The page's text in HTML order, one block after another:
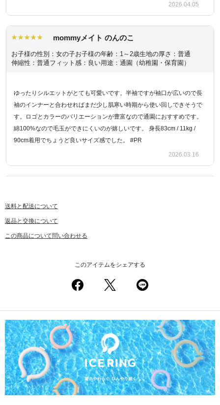
2026.04.05
mommyメイト のんのこ
お子様の性別：女の子お子様の年齢：1～2歳生地の厚さ：普通
伸縮性：普通フィット感：良い用途：通園（幼稚園・保育園）
ゆったりシルエットがとても可愛いです。半袖ですが袖口が広いので長
袖のインナーと合わせればまだ少し肌寒い時期から使い回しできそうで
す。ロゴとカラーのバリエーションが豊富なので通園におすすめです。
綿100%なので毛玉ができにくいのが嬉しいです。 身長83cm / 11kg /
90cm着用でちょうど良いサイズ感でした。 #PR
2026.03.16
送料と配送について
返品と交換について
この商品について問い合わせる
このアイテムをシェアする